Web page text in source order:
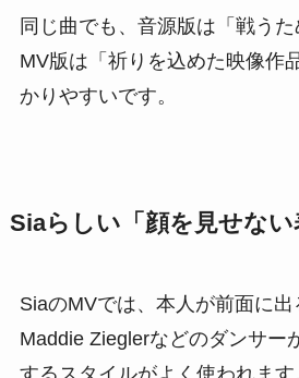
同じ曲でも、音源版は「戦うた
MV版は「祈りを込めた映像作
かりやすいです。
Siaらしい「顔を見せない
SiaのMVでは、本人が前面に出
Maddie Zieglerなどのダンサー